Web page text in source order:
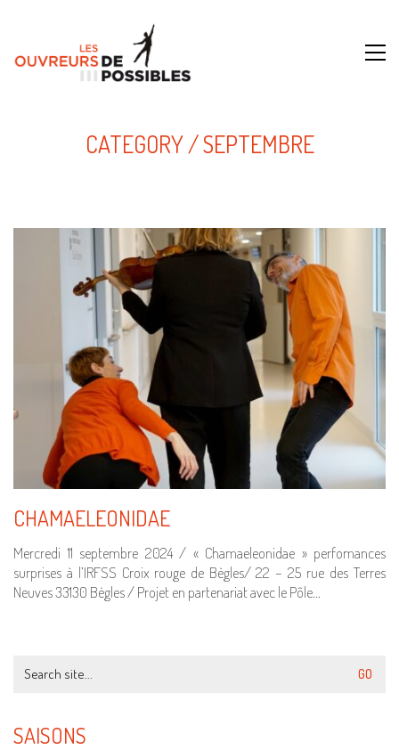
CATEGORY /SEPTEMBRE
CHAMAELEONIDAE
Mercredi 11 septembre 2024 / « Chamaeleonidae » perfomances
surprises à l’IRFSS Croix rouge de Bègles/ 22 – 25 rue des Terres
Neuves 33130 Bègles / Projet en partenariat avec le Pôle…
for:
SAISONS